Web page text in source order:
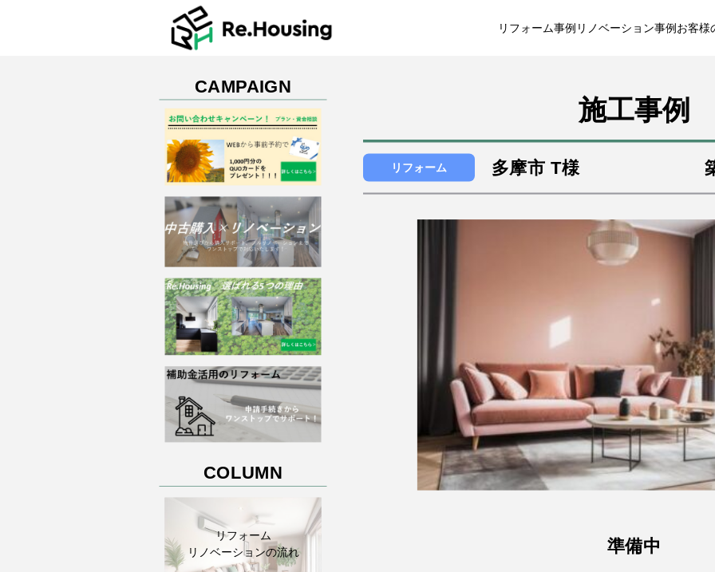
リフォーム事例 リノベーション事例 お客様
CAMPAIGN
COLUMN
リフォーム
リノベーションの流れ
施工事例
リフォーム 多摩市 T様
準備中